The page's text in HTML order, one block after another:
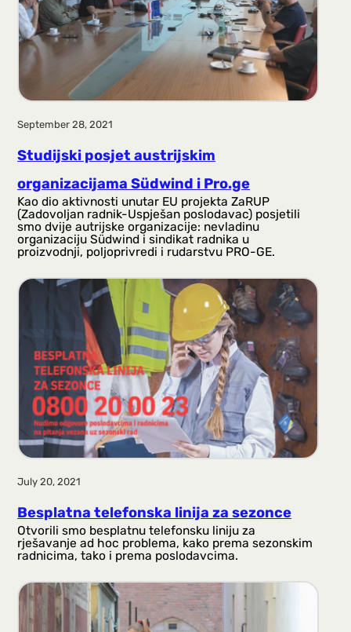
g
a
September 28, 2021
Studijski posjet austrijskim
organizacijama Südwind i Pro.ge
Kao dio aktivnosti unutar EU projekta ZaRUP
(Zadovoljan radnik-Uspješan poslodavac) posjetili
smo dvije autrijske organizacije: nevladinu
organizaciju Südwind i sindikat radnika u
proizvodnji, poljoprivredi i rudarstvu PRO-GE.
July 20, 2021
Besplatna telefonska linija za sezonce
Otvorili smo besplatnu telefonsku liniju za
rješavanje ad hoc problema, kako prema sezonskim
radnicima, tako i prema poslodavcima.